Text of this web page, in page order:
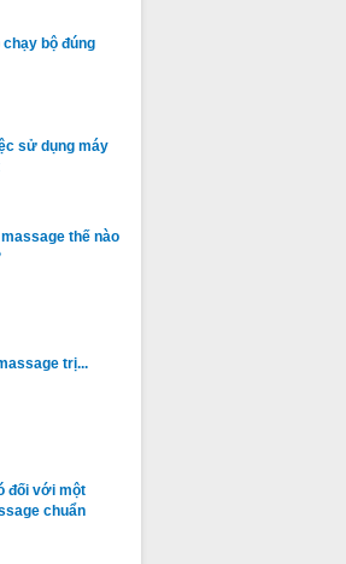
bộ đúng
sử dụng máy
thế nào
trị...
đối với một
chuẩn